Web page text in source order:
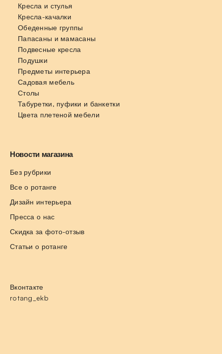
Кресла и стулья
Кресла-качалки
Обеденные группы
Папасаны и мамасаны
Подвесные кресла
Подушки
Предметы интерьера
Садовая мебель
Столы
Табуретки, пуфики и банкетки
Цвета плетеной мебели
Новости магазина
Без рубрики
Все о ротанге
Дизайн интерьера
Пресса о нас
Скидка за фото-отзыв
Статьи о ротанге
Вконтакте
rotang_ekb